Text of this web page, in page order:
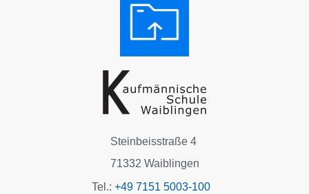
Steinbeisstraße 4
71332 Waiblingen
Tel.: +49 7151 5003-100